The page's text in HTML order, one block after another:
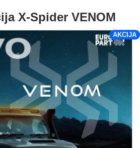
X-Spider VENOM
AKCIJA